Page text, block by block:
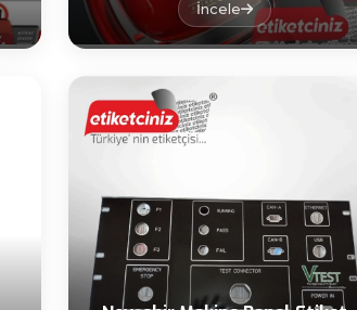
İncele